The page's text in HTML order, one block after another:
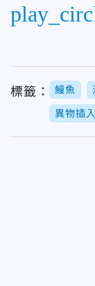
標籤： 鰻魚
異物插入